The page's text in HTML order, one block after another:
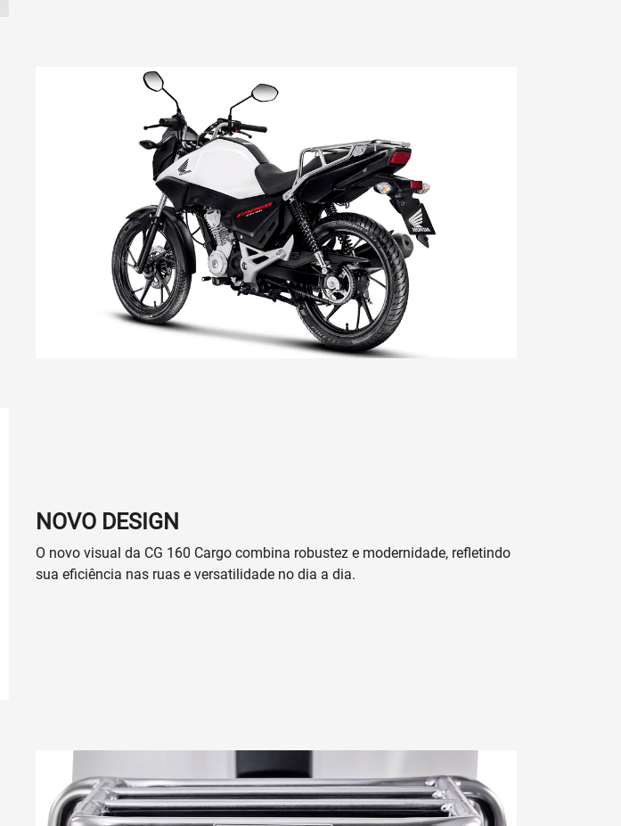
NOVO DESIGN
O novo visual da CG 160 Cargo combina robustez e modernidade, refletindo
sua eficiência nas ruas e versatilidade no dia a dia.